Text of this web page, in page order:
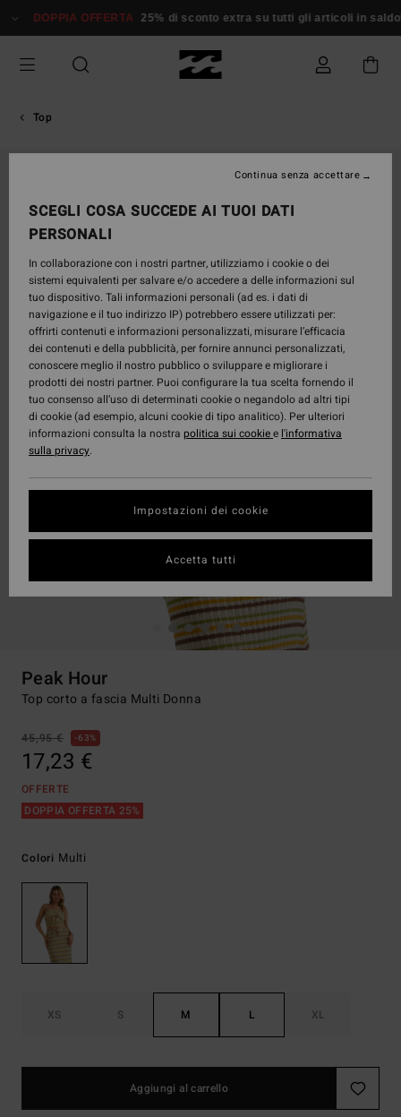
alle
prodotto
DOPPIA OFFERTA 25% di sconto extra su tutti gli articoli in saldo*
Top
Peak Hour
Top corto a fascia Multi Donna
45,95 € 63%
17,23 €
OFFERTE
DOPPIA OFFERTA 25%
Colori Multi
XS S M L XL
Aggiungi al carrello
SCEGLI COSA SUCCEDE AI TUOI DATI
PERSONALI
In collaborazione con i nostri partner, utilizziamo i cookie o dei
sistemi equivalenti per salvare e/o accedere a delle informazioni sul
tuo dispositivo. Tali informazioni personali (ad es. i dati di
navigazione e il tuo indirizzo IP) potrebbero essere utilizzati per:
offrirti contenuti e informazioni personalizzati, misurare l’efficacia
dei contenuti e della pubblicità, per fornire annunci personalizzati,
conoscere meglio il nostro pubblico o sviluppare e migliorare i
prodotti dei nostri partner. Puoi configurare la tua scelta fornendo il
tuo consenso all’uso di determinati cookie o negandolo ad altri tipi
di cookie (ad esempio, alcuni cookie di tipo analitico). Per ulteriori
informazioni consulta la nostra politica sui cookiee l'informativa
sulla privacy.
Impostazioni dei cookie
Continua senza accettare
Accetta tutti